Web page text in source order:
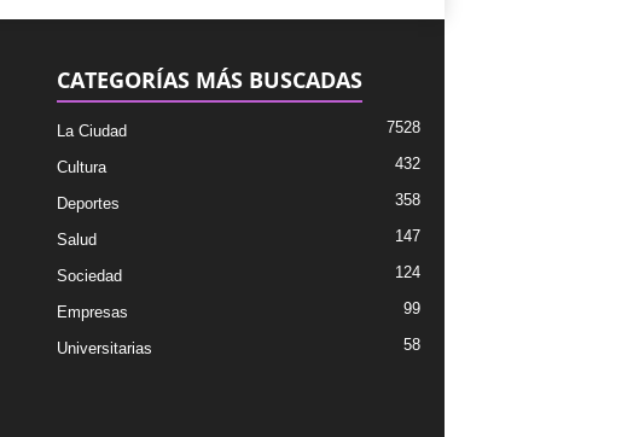
CATEGORÍAS MÁS BUSCADAS
La Ciudad 7528
Cultura 432
Deportes 358
Salud 147
Sociedad 124
Empresas 99
Universitarias 58